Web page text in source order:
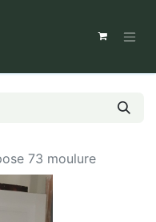
73 moulure